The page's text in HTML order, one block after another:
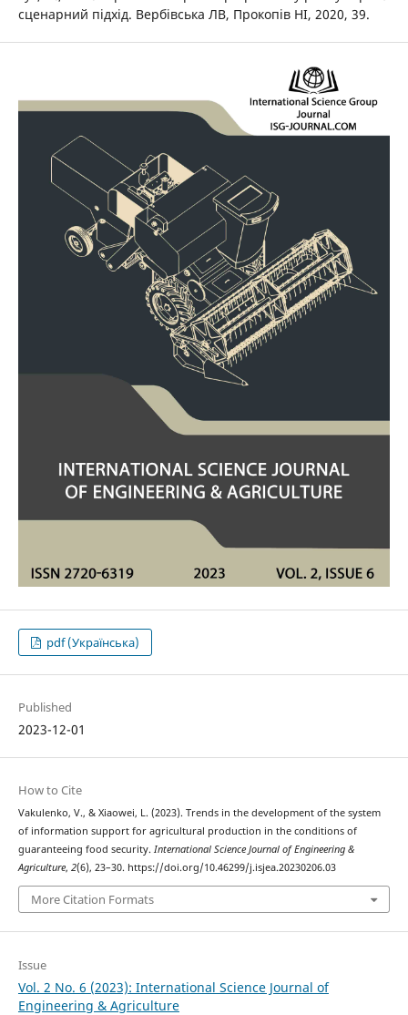
сценарний підхід. Вербівська ЛВ, Прокопів НІ, 2020, 39.
pdf (Українська)
Published
2023-12-01
How to Cite
Vakulenko, V., & Xiaowei, L. (2023). Trends in the development of the system
of information support for agricultural production in the conditions of
guaranteeing food security. International Science Journal of Engineering &
Agriculture, 2(6), 23–30. https://doi.org/10.46299/j.isjea.20230206.03
More Citation Formats
Issue
Vol. 2 No. 6 (2023): International Science Journal of
Engineering & Agriculture